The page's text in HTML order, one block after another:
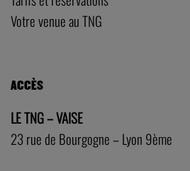
Votre venue au TNG
ACCÈS
LE TNG – VAISE
23 rue de Bourgogne – Lyon 9ème